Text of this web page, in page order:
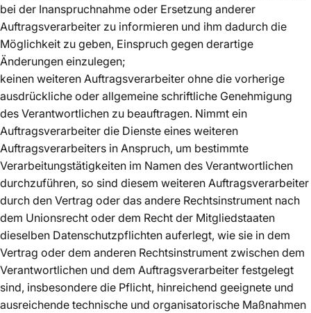
bei der Inanspruchnahme oder Ersetzung anderer
Auftragsverarbeiter zu informieren und ihm dadurch die
Möglichkeit zu geben, Einspruch gegen derartige
Änderungen einzulegen;
keinen weiteren Auftragsverarbeiter ohne die vorherige
ausdrückliche oder allgemeine schriftliche Genehmigung
des Verantwortlichen zu beauftragen. Nimmt ein
Auftragsverarbeiter die Dienste eines weiteren
Auftragsverarbeiters in Anspruch, um bestimmte
Verarbeitungstätigkeiten im Namen des Verantwortlichen
durchzuführen, so sind diesem weiteren Auftragsverarbeiter
durch den Vertrag oder das andere Rechtsinstrument nach
dem Unionsrecht oder dem Recht der Mitgliedstaaten
dieselben Datenschutzpflichten auferlegt, wie sie in dem
Vertrag oder dem anderen Rechtsinstrument zwischen dem
Verantwortlichen und dem Auftragsverarbeiter festgelegt
sind, insbesondere die Pflicht, hinreichend geeignete und
ausreichende technische und organisatorische Maßnahmen